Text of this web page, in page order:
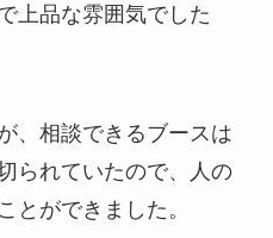
上品な雰囲気でした
、相談できるブースは
られていたので、人の
とができました。